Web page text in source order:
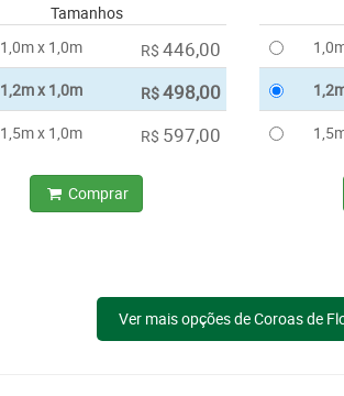
Tamanhos
1,0m x 1,0m
R$ 446,00
1,2m x 1,0m R$498,00
1,5m x 1,0m R$ 597,00
Comprar
Ver mais opções de Coroas de